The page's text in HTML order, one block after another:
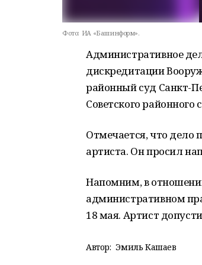
Фото: ИА «Башинформ».
Административное
дискредитации
районный суд Санкт-
Советского районного
Отмечается, что дело
артиста. Он просил
Напомним, в
административном
18 мая. Артист
Автор: Эмиль Кашаев